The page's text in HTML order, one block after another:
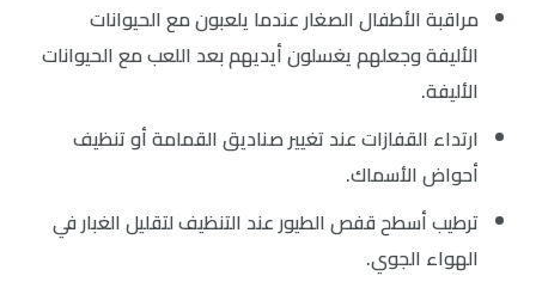
مراقبة الأطفال الصغار عندما يلعبون مع الحيوانات
الأليفة وجعلهم يغسلون أيديهم بعد اللعب مع الحيوانات
الأليفة.
ارتداء القفازات عند تغيير صناديق القمامة أو تنظيف
أحواض الأسماك.
ترطيب أسطح قفص الطيور عند التنظيف لتقليل الغبار في
الهواء الجوي.